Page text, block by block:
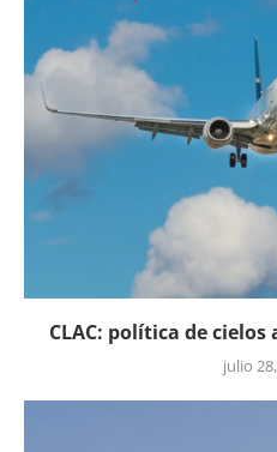
CLAC: política de
julio